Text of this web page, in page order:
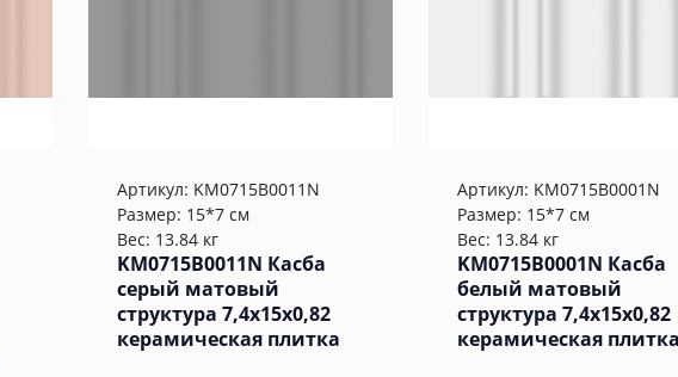
Артикул: KM0715B0011N
Размер: 15*7 см
Вес: 13.84 кг
KM0715B0011N Касба
серый матовый
структура 7,4x15x0,82
керамическая плитка
Артикул: KM0715B0001N
Размер: 15*7 см
Вес: 13.84 кг
KM0715B0001N Касба
белый матовый
структура 7,4x15x0,82
керамическая